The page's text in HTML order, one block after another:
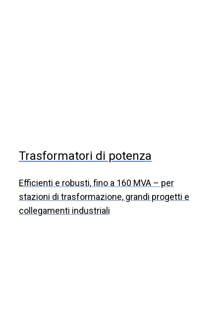
Trasformatori di potenza
Efficienti e robusti, fino a 160 MVA – per
stazioni di trasformazione, grandi progetti e
collegamenti industriali